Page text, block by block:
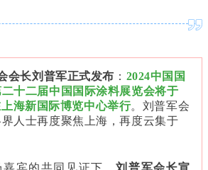
会长刘普军正式发布 ： 2024中国国
十二届中国国际涂料展览会将于
海新国际博览中心举行。刘普军会
人士再度聚焦上海，再度云集于